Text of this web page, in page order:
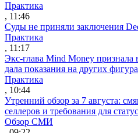
Практика
, 11:46
Суды не приняли заключения
Практика
, 11:17
Экс-глава Mind Money
дала показания на других
Практика
, 10:44
Утренний обзор за 7 августа:
селлеров и требования для
Обзор СМИ